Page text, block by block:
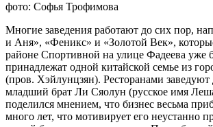
фото: Софья Трофимова
Многие заведения работают до сих пор,
и Аня», «Феникс» и «Золотой Век»,
районе Спортивной на улице Фадеева уже
принадлежат одной китайской семье из
(пров. Хэйлунцзян). Ресторанами заведуют
младший брат Ли Сяолун (русское имя
поделился мнением, что бизнес весьма
много лет, что мотивирует его неустанно